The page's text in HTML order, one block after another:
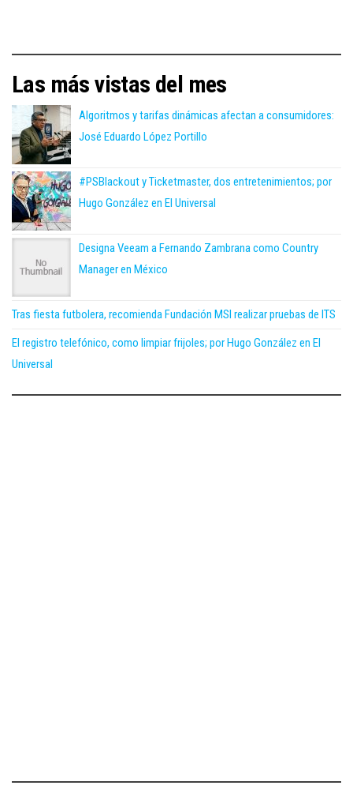
Las más vistas del mes
Algoritmos y tarifas dinámicas afectan a consumidores:
José Eduardo López Portillo
#PSBlackout y Ticketmaster, dos entretenimientos; por
Hugo González en El Universal
Designa Veeam a Fernando Zambrana como Country
Manager en México
Tras fiesta futbolera, recomienda Fundación MSI realizar pruebas de ITS
El registro telefónico, como limpiar frijoles; por Hugo González en El
Universal